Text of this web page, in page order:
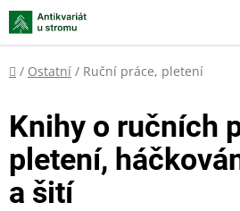
Přejít
na
obsah
Domů
/ Ostatní / Ruční práce, pletení
Knihy o ručních
pletení,
a šití